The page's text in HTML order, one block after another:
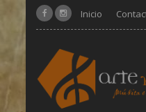
Inicio